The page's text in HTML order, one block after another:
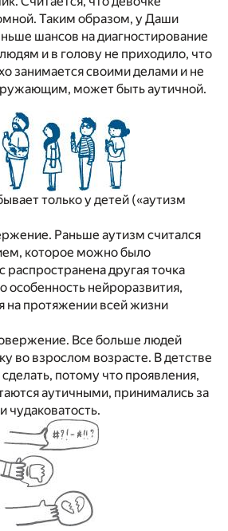
Таким образом, у Даши
шансов на диагностирование
и в голову не приходило, что
занимается своими делами и не
может быть аутичной.
только у детей («аутизм
Раньше аутизм считался
которое можно было
распространена другая точка
особенность нейроразвития,
на протяжении всей жизни
Все больше людей
во взрослом возрасте. В детстве
потому что проявления,
аутичными, принимались за
чудаковатость.